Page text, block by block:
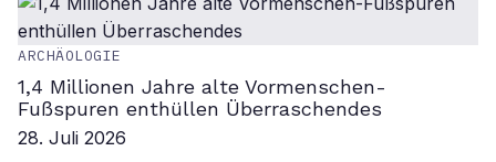
ARCHÄOLOGIE
1,4 Millionen Jahre alte Vormenschen-
Fußspuren enthüllen Überraschendes
28. Juli 2026